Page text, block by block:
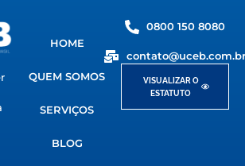
HOME
QUEM SOMOS
SERVIÇOS
BLOG
0800 150 8080
contato@uceb.com.br
VISUALIZAR O
ESTATUTO